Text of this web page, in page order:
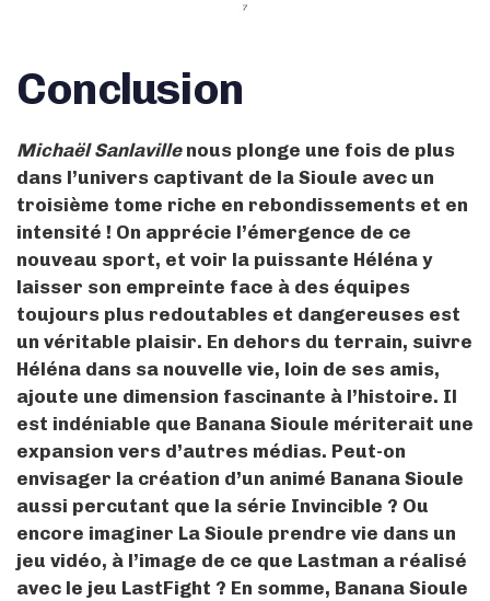
Conclusion
Michaël Sanlavillenous plonge une fois de plus
dans l’univers captivant de la Sioule avec un
troisième tome riche en rebondissements et en
intensité ! On apprécie l’émergence de ce
nouveau sport, et voir la puissante Héléna y
laisser son empreinte face à des équipes
toujours plus redoutables et dangereuses est
un véritable plaisir. En dehors du terrain, suivre
Héléna dans sa nouvelle vie, loin de ses amis,
ajoute une dimension fascinante à l’histoire. Il
est indéniable que Banana Sioule mériterait une
expansion vers d’autres médias. Peut-on
envisager la création d’un animé Banana Sioule
aussi percutant que la série Invincible ? Ou
encore imaginer La Sioule prendre vie dans un
jeu vidéo, à l’image de ce que Lastman a réalisé
avec le jeu LastFight ? En somme, Banana Sioule